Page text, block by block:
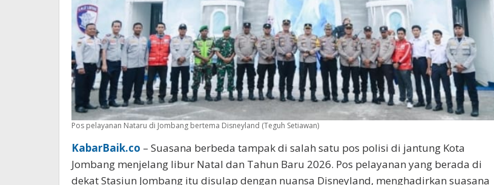
Pos pelayanan Nataru di Jombang bertema Disneyland (Teguh Setiawan)
KabarBaik.co – Suasana berbeda tampak di salah satu pos polisi di jantung Kota
Jombang menjelang libur Natal dan Tahun Baru 2026. Pos pelayanan yang berada di
dekat Stasiun Jombang itu disulap dengan nuansa Disneyland, menghadirkan suasana